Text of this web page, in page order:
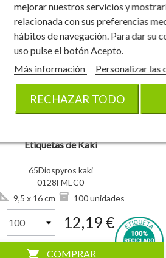
Etiquetas de Kaki
65Diospyros kaki
0128FMEC0
9,5 x 16 cm
100 unidades
12,19 €
shopping_cart COMPRAR
mejorar nuestros servicios y
relacionada con sus preferencias
hábitos de navegación. Para dar su
uso pulse el botón Acepto.
Más información
Personalizar las
RECHAZAR TODO